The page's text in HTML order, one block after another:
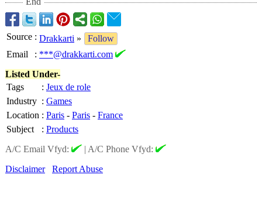
Source : Drakkarti »
Follow
Email
: ***@drakkarti.com
Listed Under-
Tags
: Jeux de role
Industry : Games
Location : Paris - Paris - France
Subject
: Products
A/C Email Vfyd:
| A/C Phone Vfyd:
Disclaimer
Report Abuse